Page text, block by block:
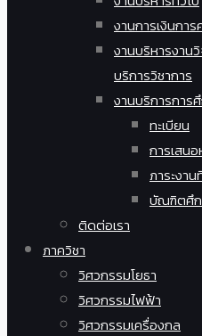
งานการเงินกา
งานบริหารงาน
บริการวิชาการ
งานบริการการ
ทะเบียน
การเสน
ภาระงา
บัณฑิตศึ
ติดต่อเรา
ภาควิชา
วิศวกรรมโยธา
วิศวกรรมไฟฟ้า
วิศวกรรมเครื่องกล